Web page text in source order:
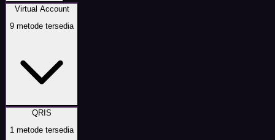
Virtual Account
9 metode tersedia
QRIS
1 metode tersedia